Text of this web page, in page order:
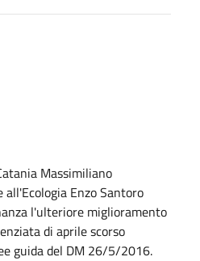
Massimiliano
all'Ecologia Enzo Santoro
l'ulteriore miglioramento
di aprile scorso
guida del DM 26/5/2016.